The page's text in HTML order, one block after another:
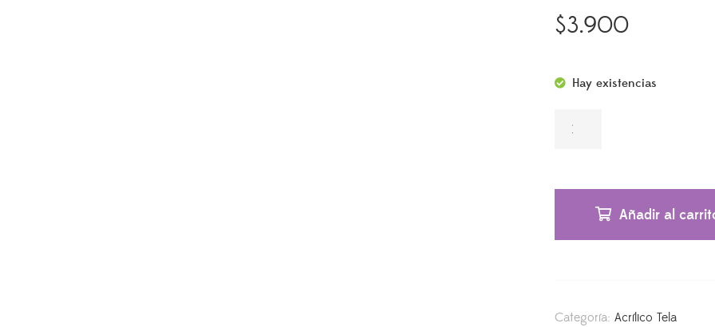
$3.900
Hay existencias
ROSA FLUORESCENTE T-68
Añadir al
Categoría:Acrílico Tela